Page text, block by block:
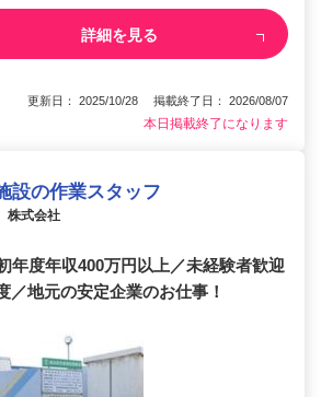
詳細を見る
更新日： 2025/10/28 掲載終了日： 2026/08/07
本日掲載終了になります
設の作業スタッフ
株式会社
年度年収400万円以上／未経験者歓迎
／地元の安定企業のお仕事！